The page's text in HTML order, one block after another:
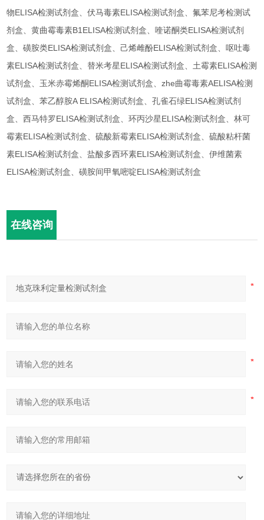
物ELISA检测试剂盒、伏马毒素ELISA检测试剂盒、氟苯尼考检测试
剂盒、黄曲霉毒素B1ELISA检测试剂盒、喹诺酮类ELISA检测试剂
盒、磺胺类ELISA检测试剂盒、己烯雌酚ELISA检测试剂盒、呕吐毒
素ELISA检测试剂盒、替米考星ELISA检测试剂盒、土霉素ELISA检测
试剂盒、玉米赤霉烯酮ELISA检测试剂盒、zhe曲霉毒素AELISA检测
试剂盒、苯乙醇胺A ELISA检测试剂盒、孔雀石绿ELISA检测试剂
盒、西马特罗ELISA检测试剂盒、环丙沙星ELISA检测试剂盒、林可
霉素ELISA检测试剂盒、硫酸新霉素ELISA检测试剂盒、硫酸粘杆菌
素ELISA检测试剂盒、盐酸多西环素ELISA检测试剂盒、伊维菌素
ELISA检测试剂盒、磺胺间甲氧嘧啶ELISA检测试剂盒
在线咨询